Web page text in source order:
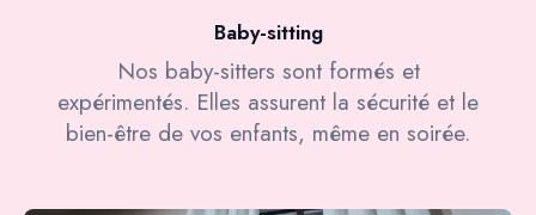
Baby-sitting
Nos baby-sitters sont formés et
expérimentés. Elles assurent la sécurité et le
bien-être de vos enfants, même en soirée.